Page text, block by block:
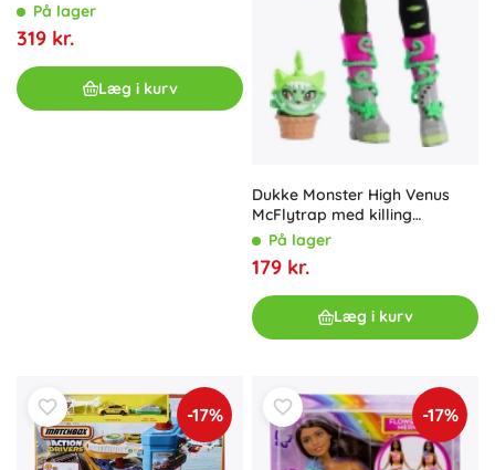
På lager
319 kr.
Læg i kurv
Dukke Monster High Venus
McFlytrap med killing
Chewlian
På lager
179 kr.
Læg i kurv
-17% -17%